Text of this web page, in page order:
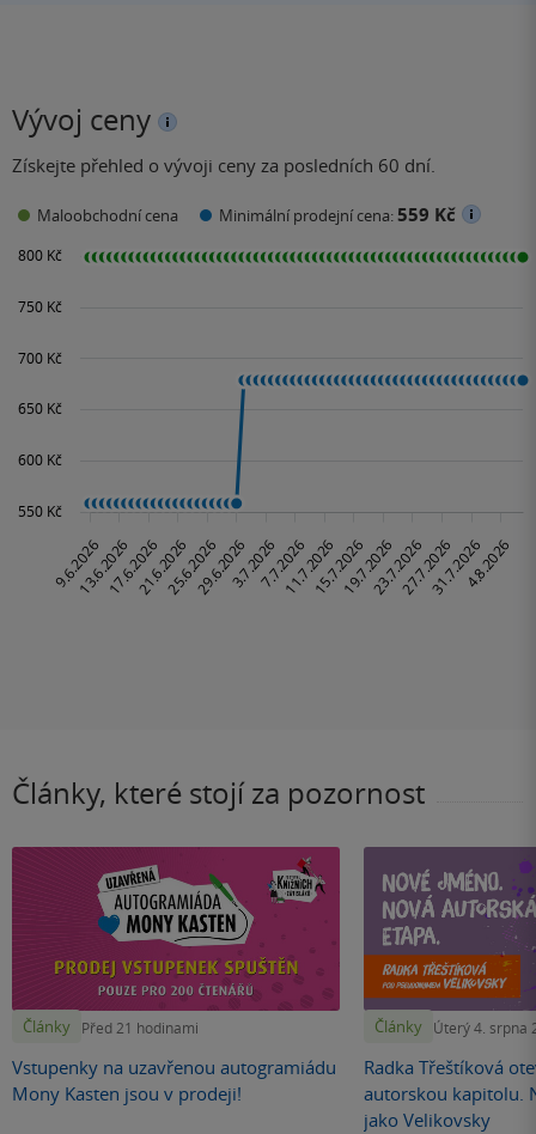
Vývoj ceny
Získejte přehled o vývoji ceny za posledních 60 dní.
Maloobchodní cena Minimální prodejní cena:559 Kč
Články, které stojí za pozornost
Články Před 21 hodinami
Vstupenky na uzavřenou autogramiádu
Mony Kasten jsou v prodeji!
Články Úterý 4. srpna
Radka Třeštíková
autorskou kapitolu.
jako Velikovsky